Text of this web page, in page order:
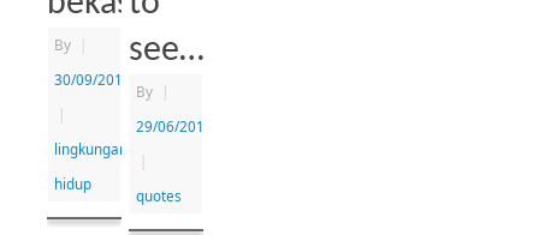
By
|
30/09/2013
|
lingkungan
hidup
see…
By
|
29/06/2013
|
quotes